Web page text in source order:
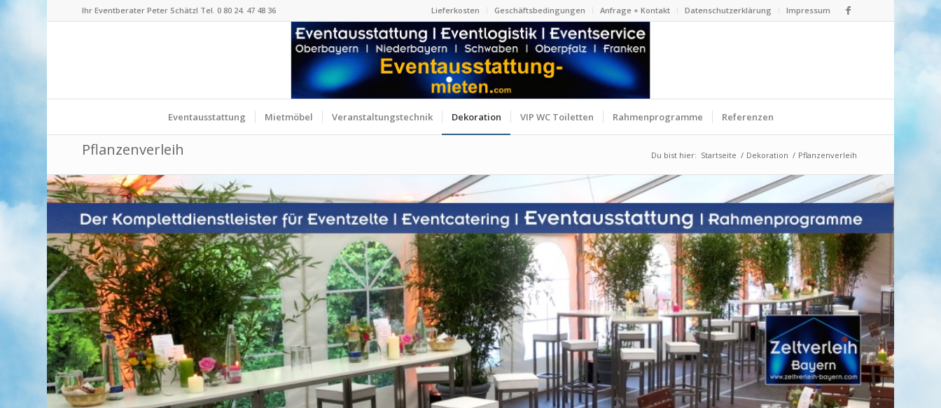
Lieferkosten Geschäftsbedingungen Anfrage + Kontakt Datenschutzerklärung Impressum
Ihr Eventberater Peter Schätzl Tel. 0 80 24. 47 48 36
Eventausstattung Mietmöbel Veranstaltungstechnik Dekoration VIP WC Toiletten Rahmenprogramme Referenzen
Pflanzenverleih Du bist hier: Startseite / Dekoration / Pflanzenverleih